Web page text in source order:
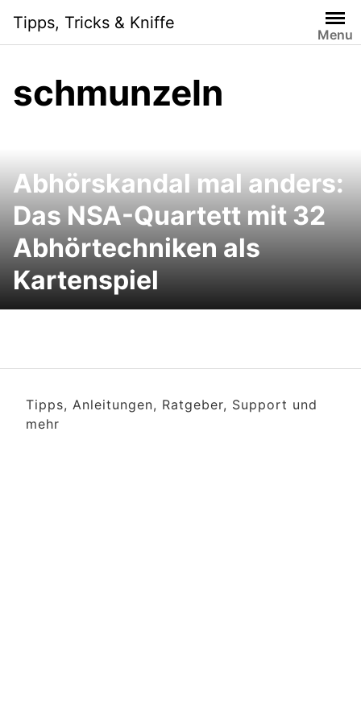
content
Tipps, Tricks & Kniffe
Menu
schmunzeln
Abhörskandal mal anders:
Das NSA-Quartett mit 32
Abhörtechniken als
Kartenspiel
Tipps, Anleitungen, Ratgeber, Support und
mehr